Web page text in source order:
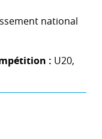
national
: U20,